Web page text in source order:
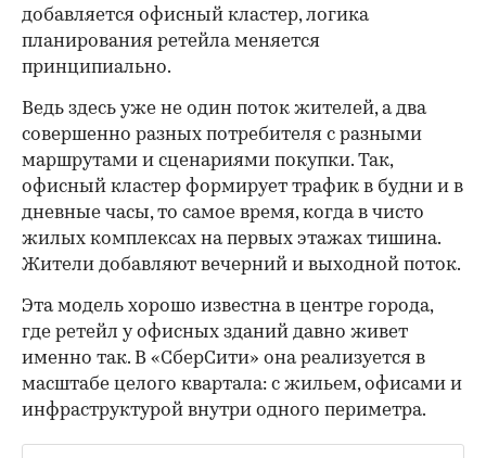
добавляется офисный кластер, логика
планирования ретейла меняется
принципиально.
Ведь здесь уже не один поток жителей, а два
совершенно разных потребителя с разными
маршрутами и сценариями покупки. Так,
офисный кластер формирует трафик в будни и в
дневные часы, то самое время, когда в чисто
жилых комплексах на первых этажах тишина.
Жители добавляют вечерний и выходной поток.
Эта модель хорошо известна в центре города,
где ретейл у офисных зданий давно живет
именно так. В «СберСити» она реализуется в
масштабе целого квартала: с жильем, офисами и
инфраструктурой внутри одного периметра.